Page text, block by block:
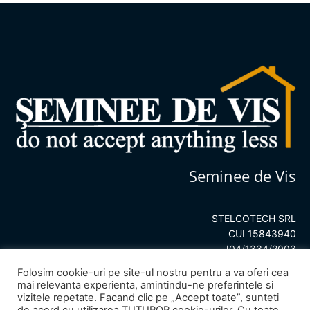
Seminee de Vis
STELCOTECH SRL
CUI 15843940
J04/1334/2003
Folosim cookie-uri pe site-ul nostru pentru a va oferi cea
mai relevanta experienta, amintindu-ne preferintele si
vizitele repetate. Facand clic pe „Accept toate”, sunteti